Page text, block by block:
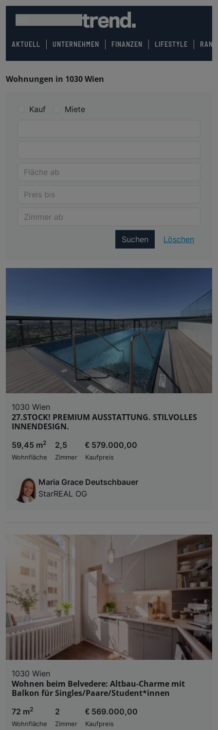
AKTUELL UNTERNEHMEN FINANZEN LIFESTYLE
Wohnungen in 1030 Wien
Kauf Miete
Suchen Löschen
1030 Wien
27.STOCK! PREMIUM AUSSTATTUNG. STILVOLLES
INNENDESIGN.
59,45 m2
Wohnfläche
2,5
Zimmer
€ 579.000,00
Kaufpreis
Maria Grace Deutschbauer
StarREAL OG
1030 Wien
Wohnen beim Belvedere: Altbau-Charme mit
Balkon für Singles/Paare/Student*innen
72 m2
Wohnfläche
2
Zimmer
€ 569.000,00
Kaufpreis